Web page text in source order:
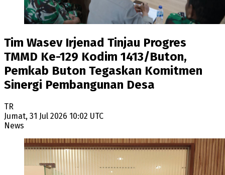
Tim Wasev Irjenad Tinjau Progres
TMMD Ke-129 Kodim 1413/Buton,
Pemkab Buton Tegaskan Komitmen
Sinergi Pembangunan Desa
TR
Jumat, 31 Jul 2026 10:02 UTC
News